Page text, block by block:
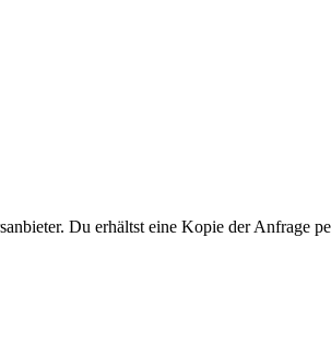
Du erhältst eine Kopie der Anfrage